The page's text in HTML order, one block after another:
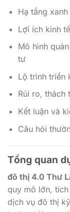
Hạ tầng
Lợi ích kinh
Mô hình
tư
Lộ trình triển
Rủi ro, thách
Kết luận và
Câu hỏi
Tổng quan
đô thị 4.0 Thư
quy mô lớn,
dịch vụ đô thị